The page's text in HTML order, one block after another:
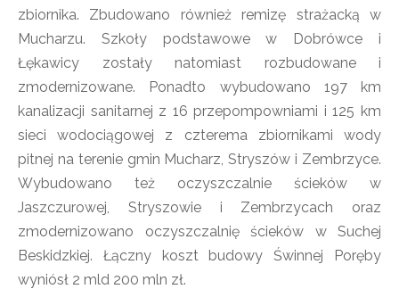
zbiornika. Zbudowano również remizę strażacką w
Mucharzu. Szkoły podstawowe w Dobrówce i
Łękawicy zostały natomiast rozbudowane i
zmodernizowane. Ponadto wybudowano 197 km
kanalizacji sanitarnej z 16 przepompowniami i 125 km
sieci wodociągowej z czterema zbiornikami wody
pitnej na terenie gmin Mucharz, Stryszów i Zembrzyce.
Wybudowano też oczyszczalnie ścieków w
Jaszczurowej, Stryszowie i Zembrzycach oraz
zmodernizowano oczyszczalnię ścieków w Suchej
Beskidzkiej. Łączny koszt budowy Świnnej Poręby
wyniósł 2 mld 200 mln zł.